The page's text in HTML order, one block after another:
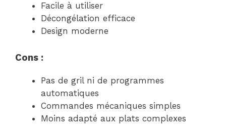
Facile à utiliser
Décongélation efficace
Design moderne
Cons :
Pas de gril ni de programmes
automatiques
Commandes mécaniques simples
Moins adapté aux plats complexes